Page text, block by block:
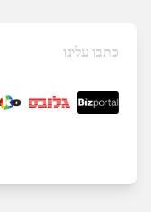
כתבו עלינו